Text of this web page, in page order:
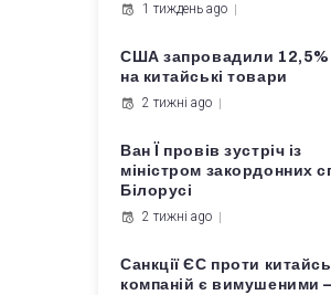
1 тиждень ago
США запровадили 12,5%
на китайські товари
2 тижні ago
Ван Ї провів зустріч із
міністром закордонних
Білорусі
2 тижні ago
Санкції ЄС проти
компаній є вимушеними –